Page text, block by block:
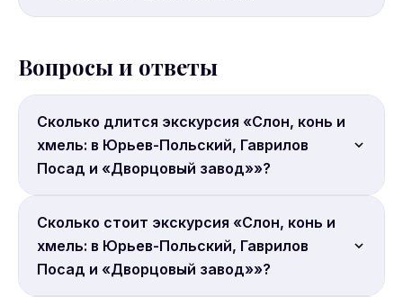
Вопросы и ответы
Сколько длится экскурсия «Слон, конь и
хмель: в Юрьев-Польский, Гаврилов
Посад и «Дворцовый завод»»?
Продолжительность: 14 часов.
Сколько стоит экскурсия «Слон, конь и
хмель: в Юрьев-Польский, Гаврилов
Посад и «Дворцовый завод»»?